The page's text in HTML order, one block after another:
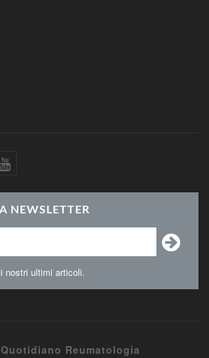
NEWSLETTER
nostri ultimi articoli.
Quotidiano Reumatologia